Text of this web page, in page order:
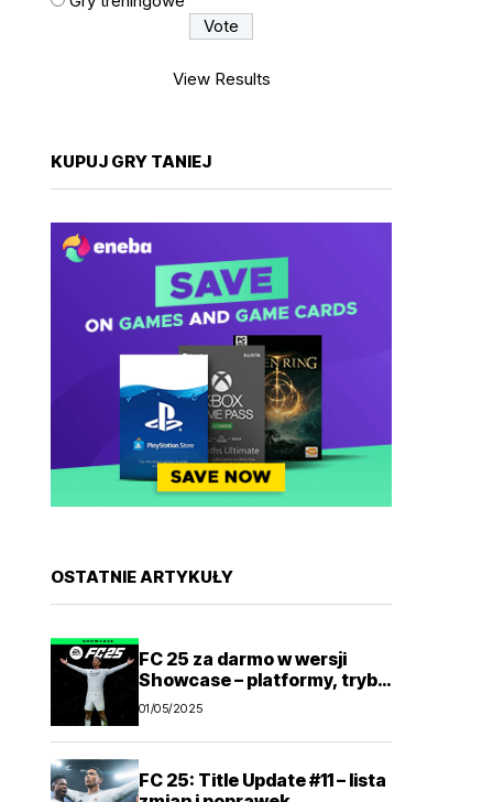
View Results
KUPUJ GRY TANIEJ
OSTATNIE ARTYKUŁY
FC 25 za darmo w wersji
Showcase – platformy, tryby
gry
01/05/2025
FC 25: Title Update #11 – lista